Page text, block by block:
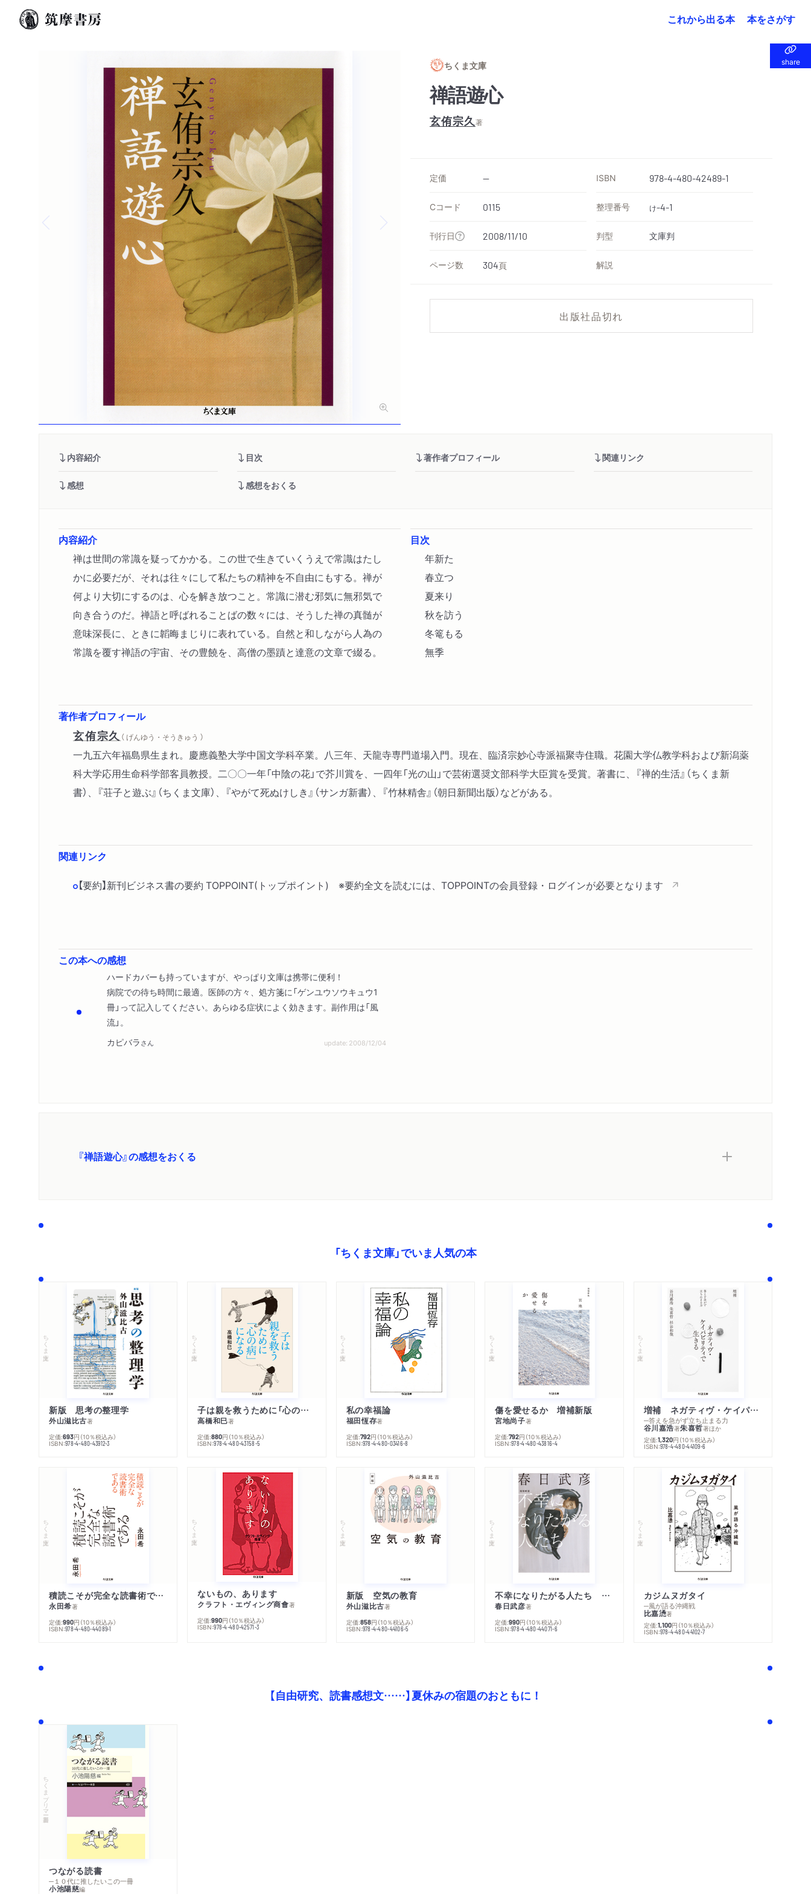
これから出る本 本をさがす
share
share
ちくま文庫
禅語遊心
玄侑宗久著
定価 -- ISBN 978-4-480-42489-1
Cコード 0115 整理番号 け-4-1
刊行日 2008/11/10 判型 文庫判
ページ数 304頁 解説
出版社品切れ
内容紹介 目次 著作者プロフィール 関連リンク
感想 感想をおくる
内容紹介
禅は世間の常識を疑ってかかる。この世で生きていくうえで常識はたし
かに必要だが、それは往々にして私たちの精神を不自由にもする。禅が
何より大切にするのは、心を解き放つこと。常識に潜む邪気に無邪気で
向き合うのだ。禅語と呼ばれることばの数々には、そうした禅の真髄が
意味深長に、ときに韜晦まじりに表れている。自然と和しながら人為の
常識を覆す禅語の宇宙、その豊饒を、高僧の墨蹟と達意の文章で綴る。
目次
年新た
春立つ
夏来り
秋を訪う
冬篭もる
無季
著作者プロフィール
玄侑宗久 （ げんゆう・そうきゅう ）
一九五六年福島県生まれ。慶應義塾大学中国文学科卒業。八三年、天龍寺専門道場入門。現在、臨済宗妙心寺派福聚寺住職。花園大学仏教学科および新潟薬
科大学応用生命科学部客員教授。二〇〇一年「中陰の花」で芥川賞を、一四年「光の山」で芸術選奨文部科学大臣賞を受賞。著書に、『禅的生活』（ちくま新
書）、『荘子と遊ぶ』（ちくま文庫）、『やがて死ぬけしき』（サンガ新書）、『竹林精舎』（朝日新聞出版）などがある。
関連リンク
【要約】新刊ビジネス書の要約 TOPPOINT(トップポイント) ※要約全文を読むには、TOPPOINTの会員登録・ログインが必要となります
この本への感想
ハードカバーも持っていますが、やっぱり文庫は携帯に便利！
病院での待ち時間に最適。医師の方々、処方箋に「ゲンユウソウキュウ1
冊」って記入してください。あらゆる症状によく効きます。副作用は「風
流」。
カピバラさん update: 2008/12/04
『禅語遊心』の感想をおくる
「ちくま文庫」でいま人気の本
ちくま文庫
新版 思考の整理学
外山滋比古著
定価:693円 （10％税込み）
ISBN:978-4-480-43912-3
ちくま文庫
子は親を救うために「心の病」になる
高橋和巳著
定価:880円 （10％税込み）
ISBN:978-4-480-43158-5
ちくま文庫
私の幸福論
福田恆存著
定価:792円 （10％税込み）
ISBN:978-4-480-03416-8
ちくま文庫
傷を愛せるか 増補新版
宮地尚子著
定価:792円 （10％税込み）
ISBN:978-4-480-43816-4
ちくま文庫
増補 ネガティヴ・ケイパビリティで生きる
─答えを急がず立ち止まる力
谷川嘉浩著朱喜哲著ほか
定価:1,320円 （10％税込み）
ISBN:978-4-480-44109-6
ちくま文庫
積読こそが完全な読書術である
永田希著
定価:990円 （10％税込み）
ISBN:978-4-480-44089-1
ちくま文庫
ないもの、あります
クラフト・エヴィング商會著
定価:990円 （10％税込み）
ISBN:978-4-480-42571-3
ちくま文庫
新版 空気の教育
外山滋比古著
定価:858円 （10％税込み）
ISBN:978-4-480-44106-5
ちくま文庫
不幸になりたがる人たち 増補新版
春日武彦著
定価:990円 （10％税込み）
ISBN:978-4-480-44071-6
ちくま文庫
カジムヌガタイ
─風が語る沖縄戦
比嘉慂著
定価:1,100円 （10％税込み）
ISBN:978-4-480-44102-7
【自由研究、読書感想文……】夏休みの宿題のおともに！
ちくまプリマー新書
つながる読書
─１０代に推したいこの一冊
小池陽慈編